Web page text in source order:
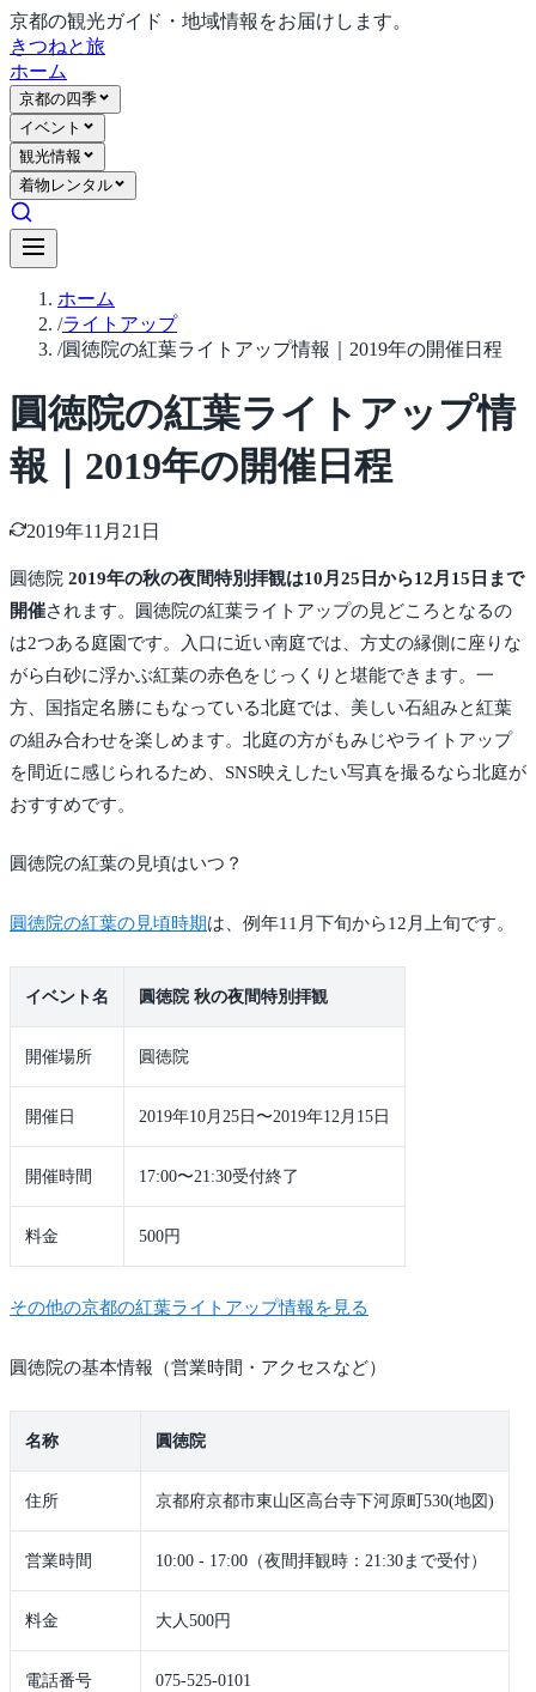
京都の観光ガイド・地域情報をお届けします。
きつねと旅
ホーム
京都の四季
イベント
観光情報
着物レンタル
ホーム
/ライトアップ
/圓徳院の紅葉ライトアップ情報｜2019年の開催日程
圓徳院の紅葉ライトアップ情
報｜2019年の開催日程
2019年11月21日
圓徳院 2019年の秋の夜間特別拝観は10月25日から12月15日まで
開催されます。圓徳院の紅葉ライトアップの見どころとなるの
は2つある庭園です。入口に近い南庭では、方丈の縁側に座りな
がら白砂に浮かぶ紅葉の赤色をじっくりと堪能できます。一
方、国指定名勝にもなっている北庭では、美しい石組みと紅葉
の組み合わせを楽しめます。北庭の方がもみじやライトアップ
を間近に感じられるため、SNS映えしたい写真を撮るなら北庭が
おすすめです。
圓徳院の紅葉の見頃はいつ？
圓徳院の紅葉の見頃時期は、例年11月下旬から12月上旬です。
イベント名 圓徳院 秋の夜間特別拝観
開催場所 圓徳院
開催日 2019年10月25日〜2019年12月15日
開催時間 17:00〜21:30受付終了
料金 500円
その他の京都の紅葉ライトアップ情報を見る
圓徳院の基本情報（営業時間・アクセスなど）
名称 圓徳院
住所 京都府京都市東山区高台寺下河原町530(地図)
営業時間 10:00 - 17:00（夜間拝観時：21:30まで受付）
料金 大人500円
電話番号 075-525-0101